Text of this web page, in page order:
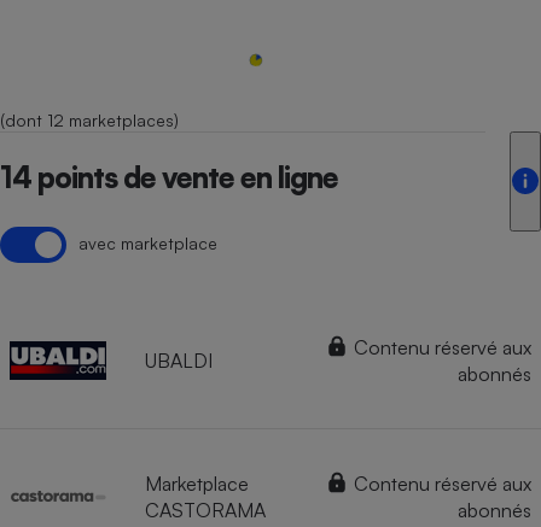
(dont 12 marketplaces)
14 points de vente en ligne
avec marketplace
UBALDI
Contenu réservé aux
abonnés
Marketplace
CASTORAMA
Contenu réservé aux
abonnés